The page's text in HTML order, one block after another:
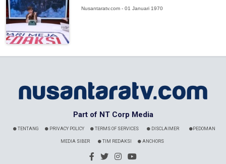
Nusantaratv.com - 01 Januari 1970
Part of NT Corp Media
TENTANG PRIVACY POLICY TERMS OF SERVICES DISCLAIMER PEDOMAN
MEDIA SIBER TIM REDAKSI ANCHORS